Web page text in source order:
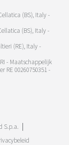
(BS), Italy -
(BS), Italy -
(RE), Italy -
- Maatschappelijk
RE 00260750351 -
S.p.a.